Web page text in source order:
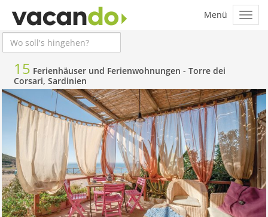
15 Ferienhäuser und Ferienwohnungen - Torre dei
Corsari, Sardinien